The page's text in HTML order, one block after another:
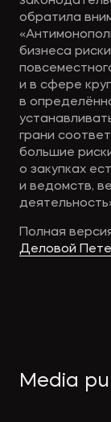
обратила
бизнеса
и в сфере
в
грани
большие
о закупках
и ведомств,
Полная
Деловой
Media